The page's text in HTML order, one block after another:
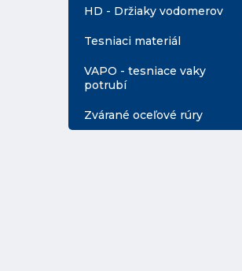
HD - Držiaky vodomerov
Tesniaci materiál
VAPO - tesniace vaky
potrubí
Zvárané oceľové rúry